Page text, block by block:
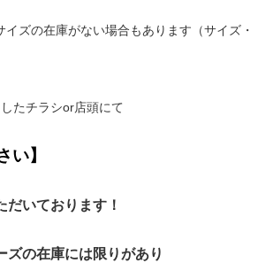
ズの在庫がない場合もあります（サイズ・
たチラシor店頭にて
い】
だいております！
ズの在庫には限りがあり